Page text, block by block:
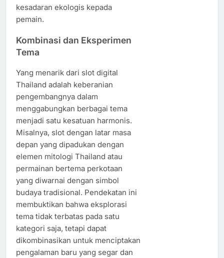
kesadaran ekologis kepada
pemain.
Kombinasi dan Eksperimen
Tema
Yang menarik dari slot digital
Thailand adalah keberanian
pengembangnya dalam
menggabungkan berbagai tema
menjadi satu kesatuan harmonis.
Misalnya, slot dengan latar masa
depan yang dipadukan dengan
elemen mitologi Thailand atau
permainan bertema perkotaan
yang diwarnai dengan simbol
budaya tradisional. Pendekatan ini
membuktikan bahwa eksplorasi
tema tidak terbatas pada satu
kategori saja, tetapi dapat
dikombinasikan untuk menciptakan
pengalaman baru yang segar dan